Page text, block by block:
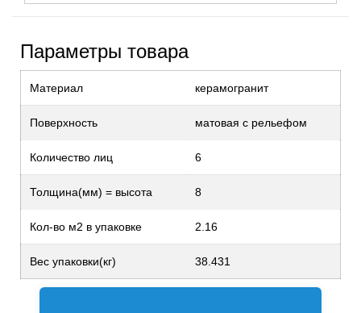
Параметры товара
Материал керамогранит
Поверхность матовая с рельефом
Количество лиц 6
Толщина(мм) = высота 8
Кол-во м2 в упаковке 2.16
Вес упаковки(кг) 38.431